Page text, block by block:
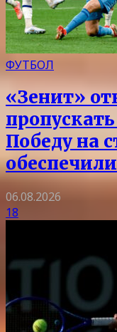
ФУТБОЛ
«Зенит»
Победу на
06.08.2026
18